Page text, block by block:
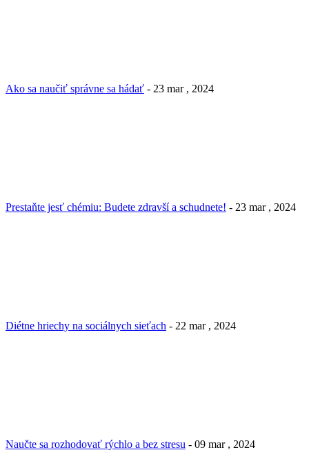
Ako sa naučiť správne sa hádať - 23 mar , 2024
Prestaňte jesť chémiu: Budete zdravší a schudnete! - 23 mar , 2024
Diétne hriechy na sociálnych sieťach - 22 mar , 2024
Naučte sa rozhodovať rýchlo a bez stresu - 09 mar , 2024